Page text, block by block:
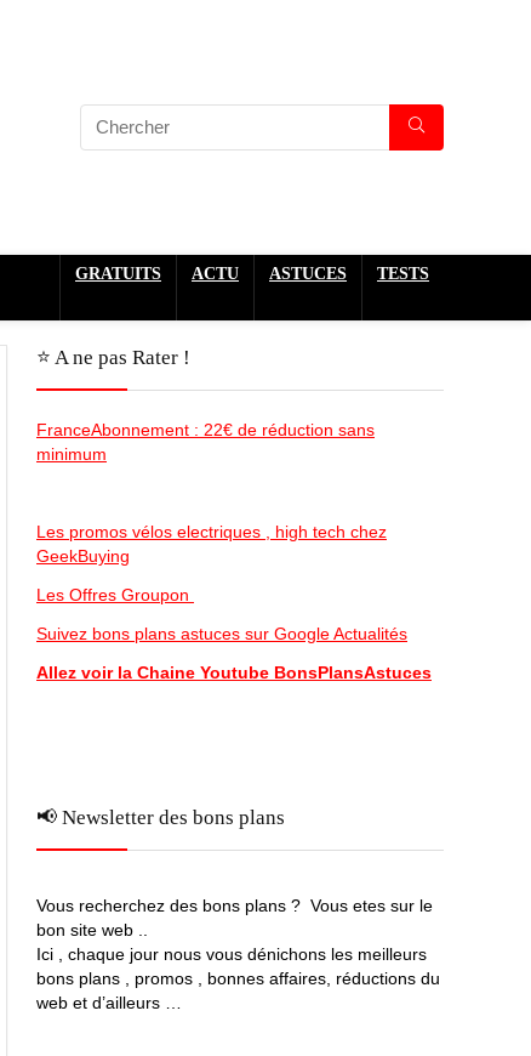
GRATUITS ACTU ASTUCES TESTS
⭐️ A ne pas Rater !
FranceAbonnement : 22€ de réduction sans
minimum
Les promos vélos electriques , high tech chez
GeekBuying
Les Offres Groupon
Suivez bons plans astuces sur Google Actualités
Allez voir la Chaine Youtube BonsPlansAstuces
📢 Newsletter des bons plans
Vous recherchez des bons plans ? Vous etes sur le
bon site web ..
Ici , chaque jour nous vous dénichons les meilleurs
bons plans , promos , bonnes affaires, réductions du
web et d’ailleurs …